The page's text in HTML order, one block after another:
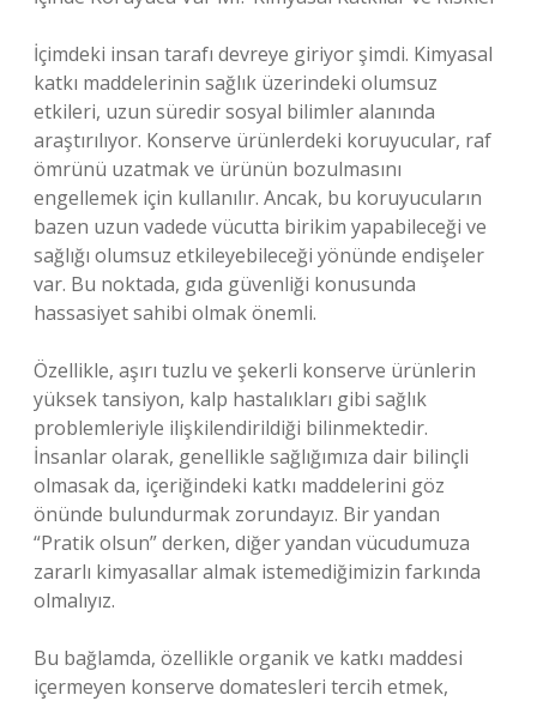
İçimdeki insan tarafı devreye giriyor şimdi. Kimyasal
katkı maddelerinin sağlık üzerindeki olumsuz
etkileri, uzun süredir sosyal bilimler alanında
araştırılıyor. Konserve ürünlerdeki koruyucular, raf
ömrünü uzatmak ve ürünün bozulmasını
engellemek için kullanılır. Ancak, bu koruyucuların
bazen uzun vadede vücutta birikim yapabileceği ve
sağlığı olumsuz etkileyebileceği yönünde endişeler
var. Bu noktada, gıda güvenliği konusunda
hassasiyet sahibi olmak önemli.
Özellikle, aşırı tuzlu ve şekerli konserve ürünlerin
yüksek tansiyon, kalp hastalıkları gibi sağlık
problemleriyle ilişkilendirildiği bilinmektedir.
İnsanlar olarak, genellikle sağlığımıza dair bilinçli
olmasak da, içeriğindeki katkı maddelerini göz
önünde bulundurmak zorundayız. Bir yandan
“Pratik olsun” derken, diğer yandan vücudumuza
zararlı kimyasallar almak istemediğimizin farkında
olmalıyız.
Bu bağlamda, özellikle organik ve katkı maddesi
içermeyen konserve domatesleri tercih etmek,